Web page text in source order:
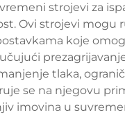
strojevi za
Ovi strojevi mogu
koje
tlaka,
se na njegovu
imovina u